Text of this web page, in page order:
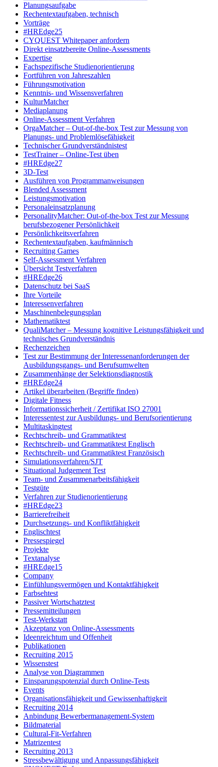
Planungsaufgabe
Rechentextaufgaben, technisch
Vorträge
#HREdge25
CYQUEST Whitepaper anfordern
Direkt einsatzbereite Online-Assessments
Expertise
Fachspezifische Studienorientierung
Fortführen von Jahreszahlen
Führungsmotivation
Kenntnis- und Wissensverfahren
KulturMatcher
Mediaplanung
Online-Assessment Verfahren
OrgaMatcher – Out-of-the-box Test zur Messung von
Planungs- und Problemlösefähigkeit
Technischer Grundverständnistest
TestTrainer – Online-Test üben
#HREdge27
3D-Test
Ausführen von Programmanweisungen
Blended Assessment
Leistungsmotivation
Personaleinsatzplanung
PersonalityMatcher: Out-of-the-box Test zur Messung
berufsbezogener Persönlichkeit
Persönlichkeitsverfahren
Rechentextaufgaben, kaufmännisch
Recruiting Games
Self-Assessment Verfahren
Übersicht Testverfahren
#HREdge26
Datenschutz bei SaaS
Ihre Vorteile
Interessenverfahren
Maschinenbelegungsplan
Mathematiktest
QualiMatcher – Messung kognitive Leistungsfähigkeit und
technisches Grundverständnis
Rechenzeichen
Test zur Bestimmung der Interessenanforderungen der
Ausbildungsgangs- und Berufsumwelten
Zusammenhänge der Selektionsdiagnostik
#HREdge24
Artikel überarbeiten (Begriffe finden)
Digitale Fitness
Informationssicherheit / Zertifikat ISO 27001
Interessentest zur Ausbildungs- und Berufsorientierung
Multitaskingtest
Rechtschreib- und Grammatiktest
Rechtschreib- und Grammatiktest Englisch
Rechtschreib- und Grammatiktest Französisch
Simulationsverfahren/SJT
Situational Judgement Test
Team- und Zusammenarbeitsfähigkeit
Testgüte
Verfahren zur Studienorientierung
#HREdge23
Barrierefreiheit
Durchsetzungs- und Konfliktfähigkeit
Englischtest
Pressespiegel
Projekte
Textanalyse
#HREdge15
Company
Einfühlungsvermögen und Kontaktfähigkeit
Farbsehtest
Passiver Wortschatztest
Pressemitteilungen
Test-Werkstatt
Akzeptanz von Online-Assessments
Ideenreichtum und Offenheit
Publikationen
Recruiting 2015
Wissenstest
Analyse von Diagrammen
Einsparungspotenzial durch Online-Tests
Events
Organisationsfähigkeit und Gewissenhaftigkeit
Recruiting 2014
Anbindung Bewerbermanagement-System
Bildmaterial
Cultural-Fit-Verfahren
Matrizentest
Recruiting 2013
Stressbewältigung und Anpassungsfähigkeit